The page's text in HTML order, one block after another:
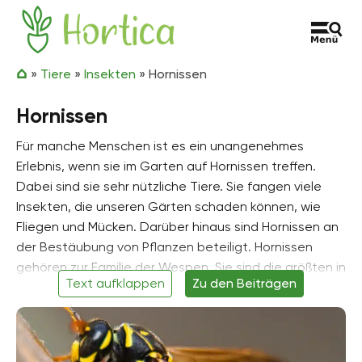
Zum Inhalt springen
Hortica
» Tiere » Insekten » Hornissen
Hornissen
Für manche Menschen ist es ein unangenehmes
Erlebnis, wenn sie im Garten auf Hornissen treffen.
Dabei sind sie sehr nützliche Tiere. Sie fangen viele
Insekten, die unseren Gärten schaden können, wie
Fliegen und Mücken. Darüber hinaus sind Hornissen an
der Bestäubung von Pflanzen beteiligt. Hornissen
gehören zur Familie der Wespen. Sie sind die größten in
Mitteleuropa heimischen Vertreter. Es gibt
verschiedene Arten, wie beispielsweise die Gemeine.-
oder die Asiatische Hornisse. Sie haben
unterschiedliche Erscheinungsformen,
Text aufklappen Zu den Beiträgen